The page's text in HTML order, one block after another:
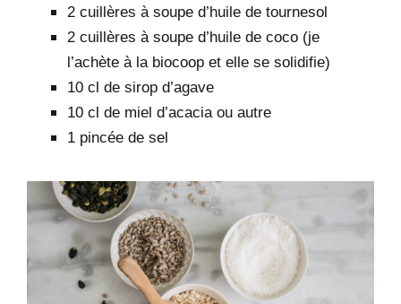
2 cuillères à soupe d’huile de tournesol
2 cuillères à soupe d’huile de coco (je
l’achète à la biocoop et elle se solidifie)
10 cl de sirop d’agave
10 cl de miel d’acacia ou autre
1 pincée de sel